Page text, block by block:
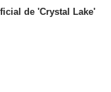
de 'Crystal Lake'